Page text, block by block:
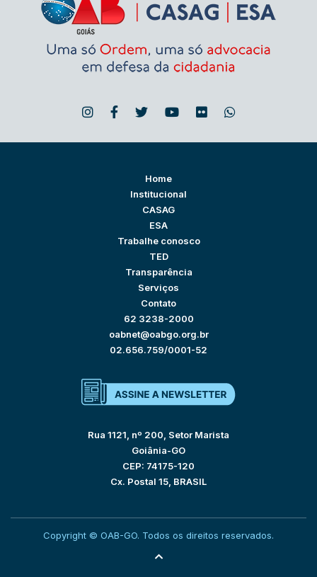
Home
Institucional
CASAG
ESA
Trabalhe conosco
TED
Transparência
Serviços
Contato
62 3238-2000
oabnet@oabgo.org.br
02.656.759/0001-52
Rua 1121, nº 200, Setor Marista
Goiânia-GO
CEP: 74175-120
Cx. Postal 15, BRASIL
Copyright © OAB-GO. Todos os direitos reservados.